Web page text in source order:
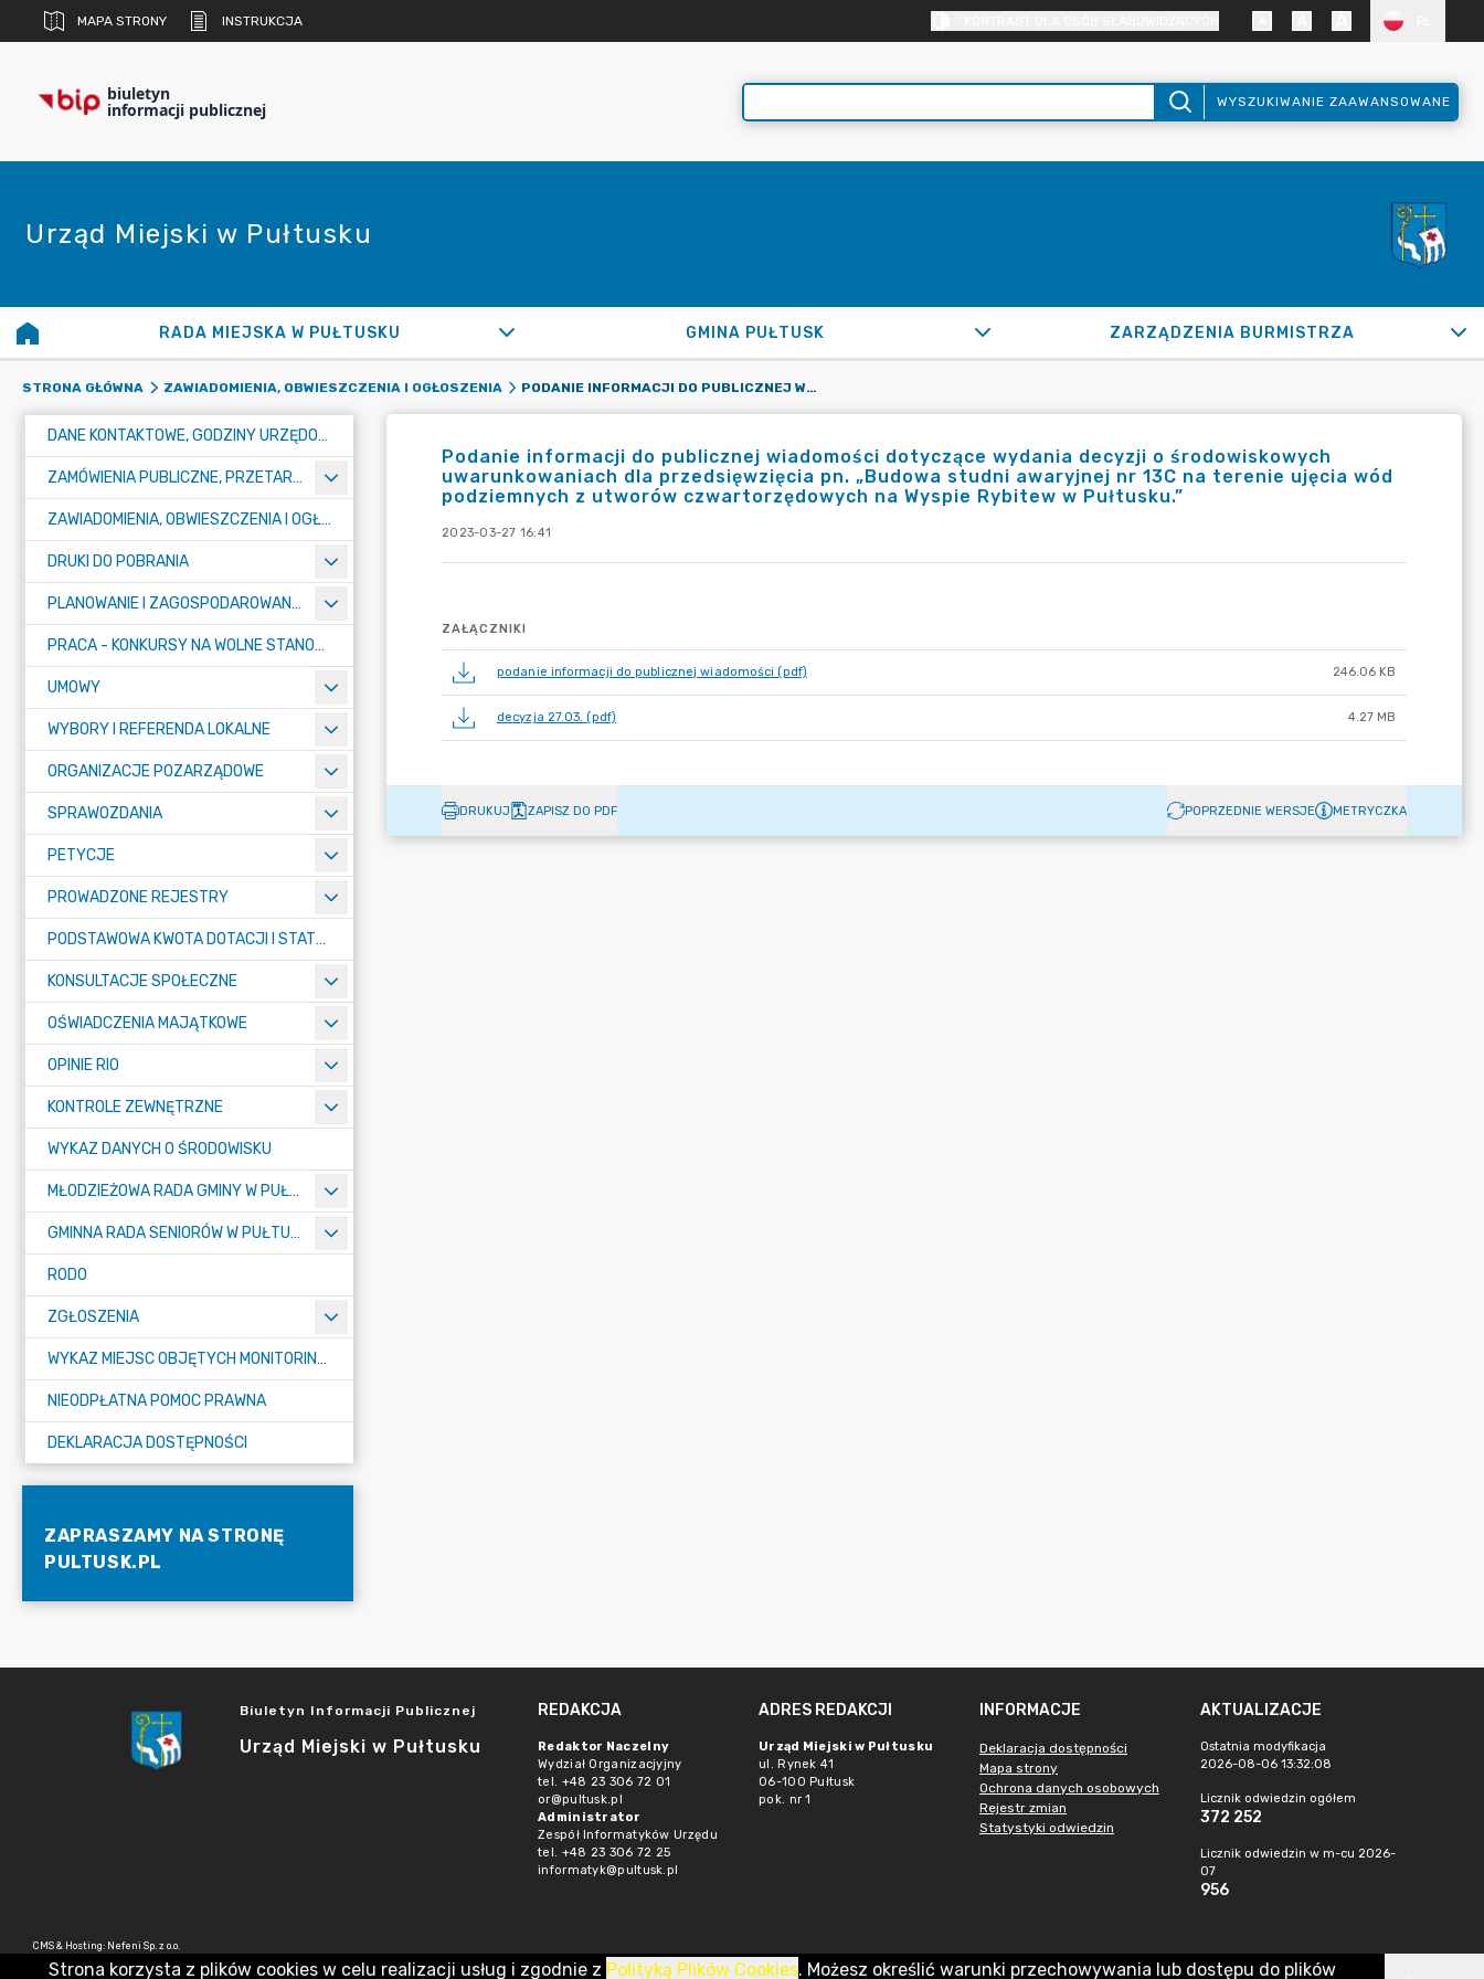
MAPA STRONY INSTRUKCJA
biuletyn
informacji publicznej WYSZUKIWANIE ZAAWANSOWANE
Urząd Miejski w Pułtusku
RADA MIEJSKA W PUŁTUSKU GMINA PUŁTUSK ZARZĄDZENIA BURMISTRZA
STRONA GŁÓWNA ZAWIADOMIENIA, OBWIESZCZENIA I OGŁOSZENIA PODANIE INFORMACJI DO PUBLICZNEJ WIADOMOŚCI DOTYCZĄCE WYDANIA DECYZJI O ŚRODOWISKOWYCH UWARUNKOWANIACH DLA PRZEDSIĘWZIĘCIA PN. „BUDOWA STUDNI AWARYJNEJ NR 13C NA TERENIE UJĘCIA WÓD PODZIEMNYCH Z UTWORÓW CZWARTORZĘDOWYCH NA WYSPIE RYBITEW W PUŁTUSKU.”
DANE KONTAKTOWE, GODZINY URZĘDOWANIA I NUMER KONTA BANKOWEGO
ZAMÓWIENIA PUBLICZNE, PRZETARGI, KONKURSY
ZAWIADOMIENIA, OBWIESZCZENIA I OGŁOSZENIA
DRUKI DO POBRANIA
PLANOWANIE I ZAGOSPODAROWANIE PRZESTRZENNE
PRACA - KONKURSY NA WOLNE STANOWISKA
UMOWY
WYBORY I REFERENDA LOKALNE
ORGANIZACJE POZARZĄDOWE
SPRAWOZDANIA
PETYCJE
PROWADZONE REJESTRY
PODSTAWOWA KWOTA DOTACJI I STATYSTYCZNA LICZBA UCZNIÓW
KONSULTACJE SPOŁECZNE
OŚWIADCZENIA MAJĄTKOWE
OPINIE RIO
KONTROLE ZEWNĘTRZNE
WYKAZ DANYCH O ŚRODOWISKU
MŁODZIEŻOWA RADA GMINY W PUŁTUSKU
GMINNA RADA SENIORÓW W PUŁTUSKU
RODO
ZGŁOSZENIA
WYKAZ MIEJSC OBJĘTYCH MONITORINGIEM
NIEODPŁATNA POMOC PRAWNA
DEKLARACJA DOSTĘPNOŚCI
ZAPRASZAMY NA STRONĘ
PULTUSK.PL
Podanie informacji do publicznej wiadomości dotyczące wydania decyzji o środowiskowych
uwarunkowaniach dla przedsięwzięcia pn. „Budowa studni awaryjnej nr 13C na terenie ujęcia wód
podziemnych z utworów czwartorzędowych na Wyspie Rybitew w Pułtusku.”
2023-03-27 16:41
ZAŁĄCZNIKI
podanie informacji do publicznej wiadomości (pdf) 246.06 KB
decyzja 27.03. (pdf) 4.27 MB
DRUKUJ ZAPISZ DO PDF POPRZEDNIE WERSJE METRYCZKA
Biuletyn Informacji Publicznej
Urząd Miejski w Pułtusku
REDAKCJA
Redaktor Naczelny
Wydział Organizacjyjny
tel. +48 23 306 72 01
or@pultusk.pl
Administrator
Zespół Informatyków Urzędu
tel. +48 23 306 72 25
informatyk@pultusk.pl
ADRES REDAKCJI
Urząd Miejski w Pułtusku
ul. Rynek 41
06-100 Pułtusk
pok. nr 1
INFORMACJE
Deklaracja dostępności
Mapa strony
Ochrona danych osobowych
Rejestr zmian
Statystyki odwiedzin
AKTUALIZACJE
Ostatnia modyfikacja
2026-08-06 13:32:08
Licznik odwiedzin ogółem
372 252
Licznik odwiedzin w m-cu 2026-
07
956
CMS & Hosting: Nefeni Sp. z o.o.
Strona korzysta z plików cookies w celu realizacji usług i zgodnie z Polityką Plików Cookies. Możesz określić warunki przechowywania lub dostępu do plików